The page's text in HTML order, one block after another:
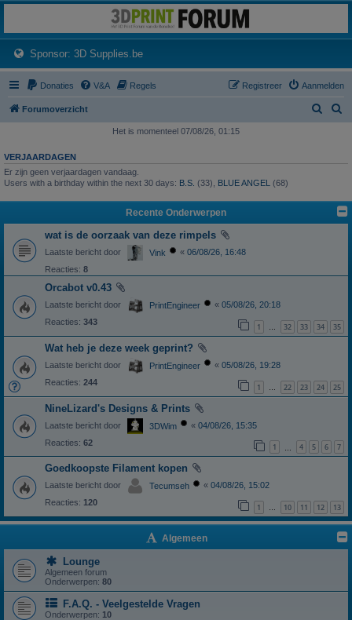
Het 3D print forum van de Benelux na de sluiting van 3dprintforum.nl
Sponsor: 3D Supplies.be(Opens a new tab)
Donaties V&A Regels Aanmelden
Registreer
Forumoverzicht
k
k
Het is momenteel 07/08/26, 01:15
VERJAARDAGEN
Er zijn geen verjaardagen vandaag.
Users with a birthday within the next 30 days: B.S. (33), BLUE ANGEL (68)
Recente Onderwerpen
wat is de oorzaak van deze rimpels
Laatste bericht door Vink « 06/08/26, 16:48
Reacties: 8
Orcabot v0.43
Laatste bericht door PrintEngineer « 05/08/26, 20:18
Reacties: 343 1 … 32 33 34 35
Wat heb je deze week geprint?
Laatste bericht door PrintEngineer « 05/08/26, 19:28
Reacties: 244 1 … 22 23 24 25
NineLizard's Designs & Prints
Laatste bericht door 3DWim « 04/08/26, 15:35
Reacties: 62 1 4 5 6 7
Goedkoopste Filament kopen
Laatste bericht door Tecumseh « 04/08/26, 15:02
Reacties: 120 1 … 10 11 12 13
Algemeen
Lounge
Algemeen forum
Onderwerpen: 80
F.A.Q. - Veelgestelde Vragen
Onderwerpen: 10